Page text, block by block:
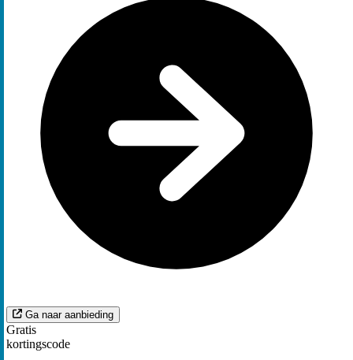
Ga naar aanbieding
Gratis
kortingscode